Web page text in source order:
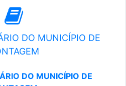
DO MUNICÍPIO DE
DO MUNICÍPIO DE